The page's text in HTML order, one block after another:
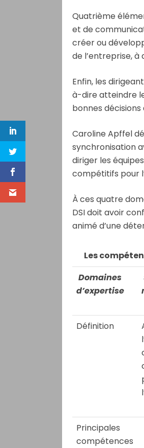
Quatrième
et de
créer ou
de l’entreprise,
Enfin, les
à-dire atteindre
bonnes décisions
Caroline Apffel
synchronisation
diriger les
compétitifs pour
À ces quatre
DSI doit avoir
animé d’une
Les
Domaines
d’expertise
Définition
Principales
compétences